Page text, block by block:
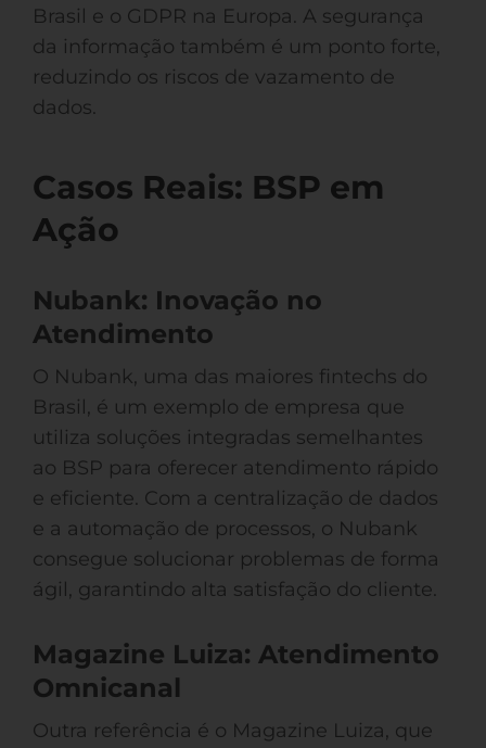
Brasil e o GDPR na Europa. A segurança
da informação também é um ponto forte,
reduzindo os riscos de vazamento de
dados.
Casos Reais: BSP em
Ação
Nubank: Inovação no
Atendimento
O Nubank, uma das maiores fintechs do
Brasil, é um exemplo de empresa que
utiliza soluções integradas semelhantes
ao BSP para oferecer atendimento rápido
e eficiente. Com a centralização de dados
e a automação de processos, o Nubank
consegue solucionar problemas de forma
ágil, garantindo alta satisfação do cliente.
Magazine Luiza: Atendimento
Omnicanal
Outra referência é o Magazine Luiza, que